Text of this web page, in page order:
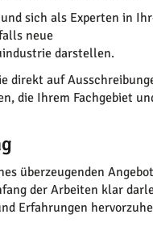
sich als Experten in
neue
darstellen.
direkt auf
die Ihrem Fachgebiet
überzeugenden
der Arbeiten klar
Erfahrungen